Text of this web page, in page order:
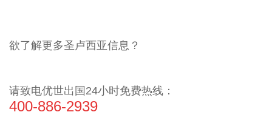
欲了解更多圣卢西亚信息？
请致电优世出国 24小时免费热线：
400-886-2939